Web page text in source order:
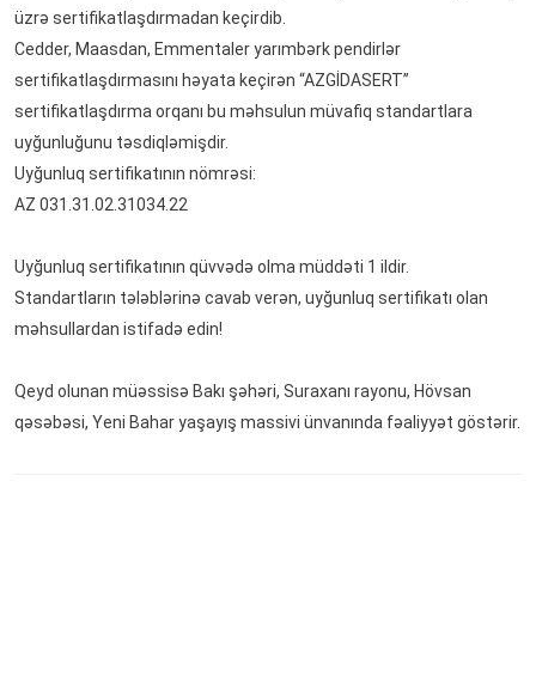
üzrə sertifikatlaşdırmadan keçirdib.
Cedder, Maasdan, Emmentaler yarımbərk pendirlər
sertifikatlaşdırmasını həyata keçirən “AZGİDASERT”
sertifikatlaşdırma orqanı bu məhsulun müvafiq standartlara
uyğunluğunu təsdiqləmişdir.
Uyğunluq sertifikatının nömrəsi:
AZ 031.31.02.31034.22
Uyğunluq sertifikatının qüvvədə olma müddəti 1 ildir.
Standartların tələblərinə cavab verən, uyğunluq sertifikatı olan
məhsullardan istifadə edin!
Qeyd olunan müəssisə Bakı şəhəri, Suraxanı rayonu, Hövsan
qəsəbəsi, Yeni Bahar yaşayış massivi ünvanında fəaliyyət göstərir.